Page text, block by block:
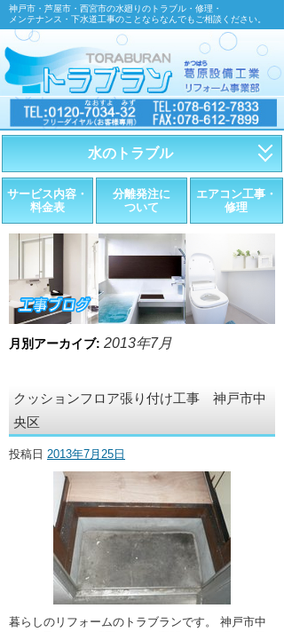
神戸市・芦屋市・西宮市の水廻りのトラブル・修理・
メンテナンス・下水道工事のことならなんでもご相談ください。
水のトラブル
・トイレが詰まったら
・トイレが漏れたら
・水道管が漏れたら
・排水が詰まったら
・ここに水栓がほしい
・水廻りメンテナンス
サービス内容・
料金表
分離発注に
ついて
エアコン工事・
修理
月別アーカイブ: 2013年7月
クッションフロア張り付け工事 神戸市中
央区
投稿日 2013年7月25日
暮らしのリフォームのトラブランです。 神戸市中